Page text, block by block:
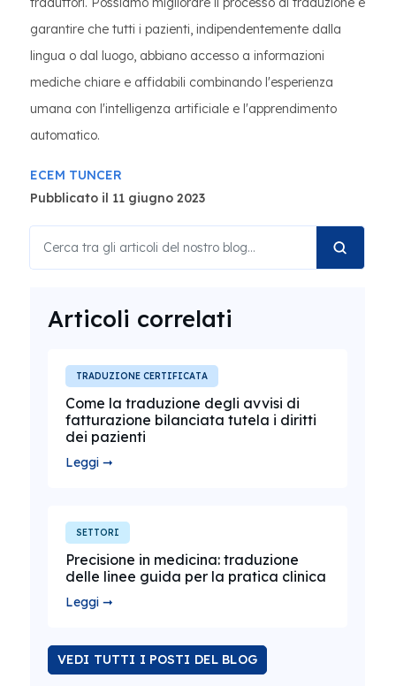
garantire che tutti i pazienti, indipendentemente dalla
lingua o dal luogo, abbiano accesso a informazioni
mediche chiare e affidabili combinando l'esperienza
umana con l'intelligenza artificiale e l'apprendimento
automatico.
ECEM TUNCER
Pubblicato il 11 giugno 2023
Articoli correlati
TRADUZIONE CERTIFICATA
Come la traduzione degli avvisi di
fatturazione bilanciata tutela i diritti
dei pazienti
Leggi ➞
SETTORI
Precisione in medicina: traduzione
delle linee guida per la pratica clinica
Leggi ➞
VEDI TUTTI I POSTI DEL BLOG